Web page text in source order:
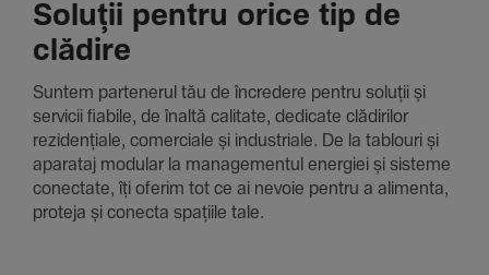
Soluții pentru orice tip de
clădire
Suntem parte­nerul tău de încre­dere pentru soluții și
servicii fiabile, de înaltă cali­tate, dedi­cate clădi­rilor
rezi­den­țiale, comer­ciale și indus­triale. De la tablouri și
aparataj modular la managementul energiei și sisteme
conec­tate, îți oferim tot ce ai nevoie pentru a alimenta,
proteja și conecta spațiile tale.